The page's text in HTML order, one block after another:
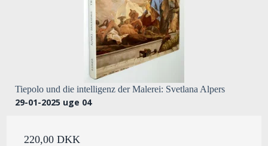
Tiepolo und die intelligenz der Malerei: Svetlana Alpers
29-01-2025 uge 04
220,00 DKK